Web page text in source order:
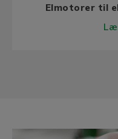
Elmotorer til